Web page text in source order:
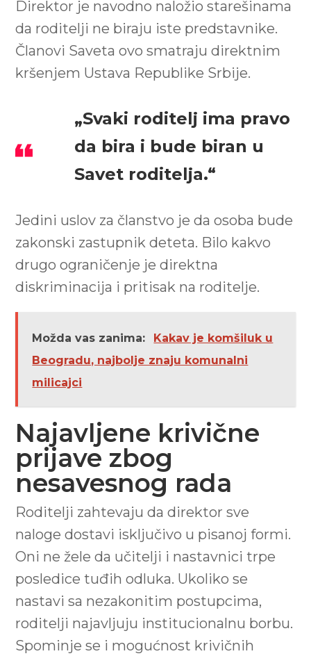
Direktor je navodno naložio starešinama
da roditelji ne biraju iste predstavnike.
Članovi Saveta ovo smatraju direktnim
kršenjem Ustava Republike Srbije.
„Svaki roditelj ima pravo
da bira i bude biran u
Savet roditelja.“
Jedini uslov za članstvo je da osoba bude
zakonski zastupnik deteta. Bilo kakvo
drugo ograničenje je direktna
diskriminacija i pritisak na roditelje.
Možda vas zanima:
Kakav je komšiluk u
Beogradu, najbolje znaju komunalni
milicajci
Najavljene krivične
prijave zbog
nesavesnog rada
Roditelji zahtevaju da direktor sve
naloge dostavi isključivo u pisanoj formi.
Oni ne žele da učitelji i nastavnici trpe
posledice tuđih odluka. Ukoliko se
nastavi sa nezakonitim postupcima,
roditelji najavljuju institucionalnu borbu.
Spominje se i mogućnost krivičnih